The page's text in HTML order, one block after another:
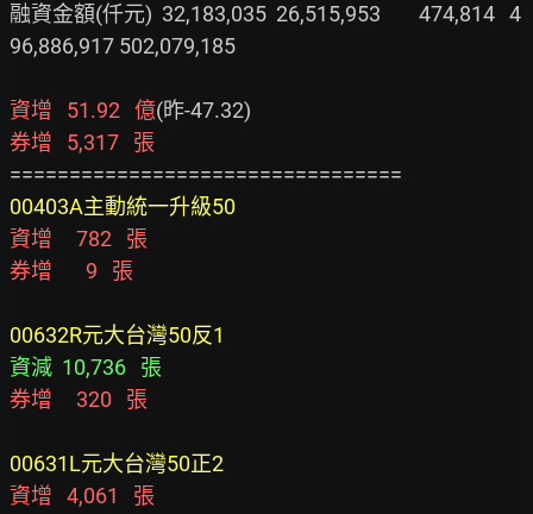
融資金額(仟元)  32,183,035  26,515,953        474,814   4
96,886,917 502,079,185
資增   51.92   億
券增   5,317   張
00403A主動統一升級50
資增     782   張
券增       9   張
00632R元大台灣50反1
資減  10,736   張
券增     320   張
00631L元大台灣50正2
資增   4,061   張